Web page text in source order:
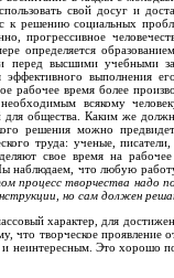
свой досуг и
к решению социальных
прогрессивное
определяется
и перед высшими учебными
выполнения
время более
всякому
для общества. Каким же
решения можно
труда: ученые,
свое время на
наблюдаем, что любую
процесс творчества надо
но сам должен ре
характер, для
что творческое проявление
и неинтересным. Это хорошо